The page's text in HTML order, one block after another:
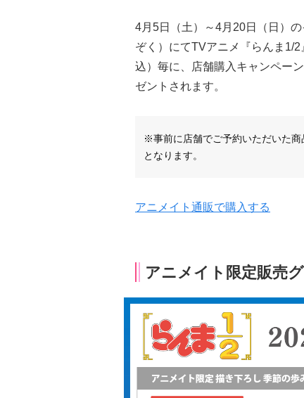
4月5日（土）～4月20日（日）
ぞく）にてTVアニメ『らんま1/
込）毎に、店舗購入キャンペー
ゼントされます。
※事前に店舗でご予約いただいた
となります。
アニメイト通販で購入する
アニメイト限定販売